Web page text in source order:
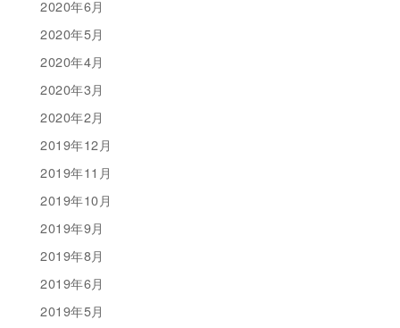
2020年6月
2020年5月
2020年4月
2020年3月
2020年2月
2019年12月
2019年11月
2019年10月
2019年9月
2019年8月
2019年6月
2019年5月